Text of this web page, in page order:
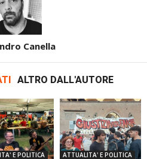
Canella
ALTRO DALL'AUTORE
E POLITICA ATTUALITA' E POLITICA